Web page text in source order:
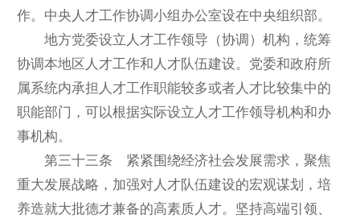
作。中央人才工作协调小组办公室设在中央组织部。
地方党委设立人才工作领导（协调）机构，统筹
协调本地区人才工作和人才队伍建设。党委和政府所
属系统内承担人才工作职能较多或者人才比较集中的
职能部门，可以根据实际设立人才工作领导机构和办
事机构。
第三十三条 紧紧围绕经济社会发展需求，聚焦
重大发展战略，加强对人才队伍建设的宏观谋划，培
养造就大批德才兼备的高素质人才。坚持高端引领、